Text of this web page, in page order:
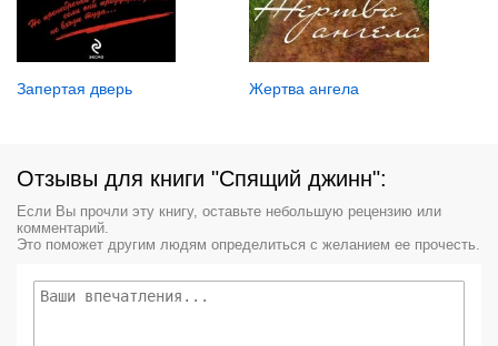
Запертая дверь Жертва ангела
Отзывы для книги "Спящий джинн":
Если Вы прочли эту книгу, оставьте небольшую рецензию или
комментарий.
Это поможет другим людям определиться с желанием ее прочесть.